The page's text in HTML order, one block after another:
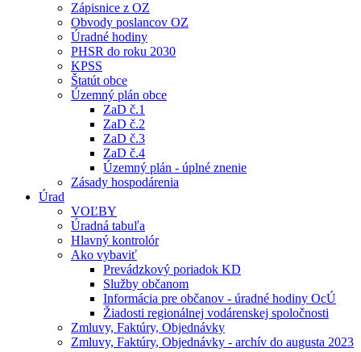
Zápisnice z OZ
Obvody poslancov OZ
Úradné hodiny
PHSR do roku 2030
KPSS
Štatút obce
Územný plán obce
ZaD č.1
ZaD č.2
ZaD č.3
ZaD č.4
Územný plán - úplné znenie
Zásady hospodárenia
Úrad
VOĽBY
Úradná tabuľa
Hlavný kontrolór
Ako vybaviť
Prevádzkový poriadok KD
Služby občanom
Informácia pre občanov - úradné hodiny OcÚ
Žiadosti regionálnej vodárenskej spoločnosti
Zmluvy, Faktúry, Objednávky
Zmluvy, Faktúry, Objednávky - archív do augusta 2023